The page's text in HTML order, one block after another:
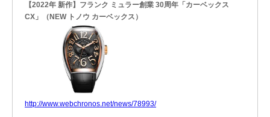
【2022年 新作】フランク ミュラー創業 30周年「カーベックス
CX」（NEW トノウ カーベックス）
http://www.webchronos.net/news/78993/